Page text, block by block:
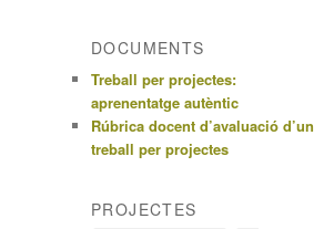
DOCUMENTS
Treball per projectes:
aprenentatge autèntic
Rúbrica docent d’avaluació d’un
treball per projectes
PROJECTES